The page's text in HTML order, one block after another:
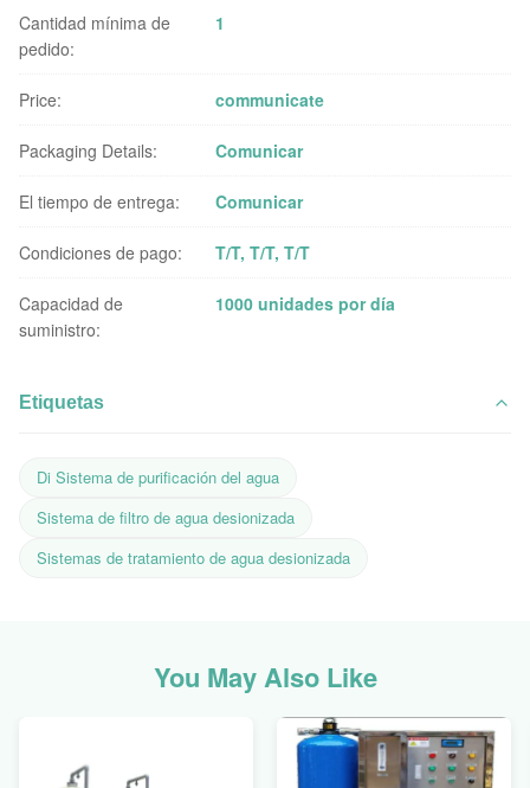
Cantidad mínima de
pedido:
1
Price: communicate
Packaging Details: Comunicar
El tiempo de entrega: Comunicar
Condiciones de pago: T/T, T/T, T/T
Capacidad de
suministro:
1000 unidades por día
Etiquetas
Di Sistema de purificación del agua
Sistema de filtro de agua desionizada
Sistemas de tratamiento de agua desionizada
You May Also Like